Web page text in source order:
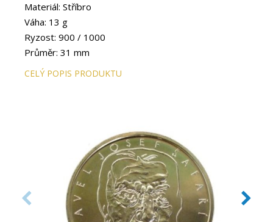
Materiál: Stříbro
Váha: 13 g
Ryzost: 900 / 1000
Průměr: 31 mm
Provedení: PROOF
Balení kapsle: Modrá plastová etue
Nominální hodnota: 200 Kč
Emitent: Česká národní banka
CELÝ POPIS PRODUKTU